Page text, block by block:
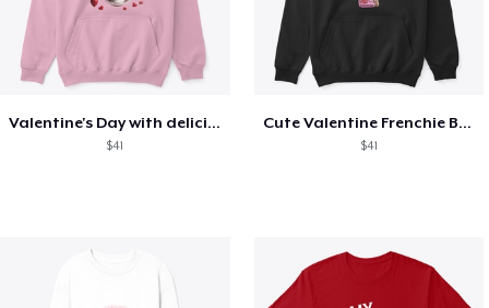
Valentine's Day with delicious food
$41
Cute Valentine Frenchie Bulldog
$41